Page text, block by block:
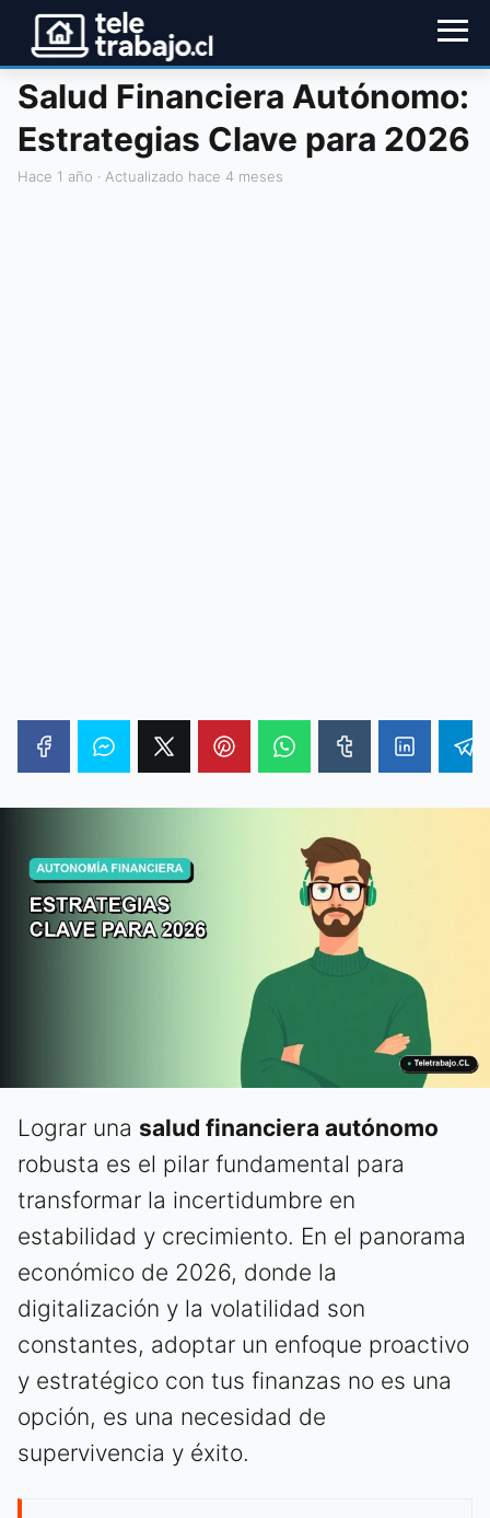
Salud Financiera Autónomo:
Estrategias Clave para 2026
hace 1 año · Actualizado hace 4 meses
Lograr una salud financiera autónomo
robusta es el pilar fundamental para
transformar la incertidumbre en
estabilidad y crecimiento. En el panorama
económico de 2026, donde la
digitalización y la volatilidad son
constantes, adoptar un enfoque proactivo
y estratégico con tus finanzas no es una
opción, es una necesidad de
supervivencia y éxito.